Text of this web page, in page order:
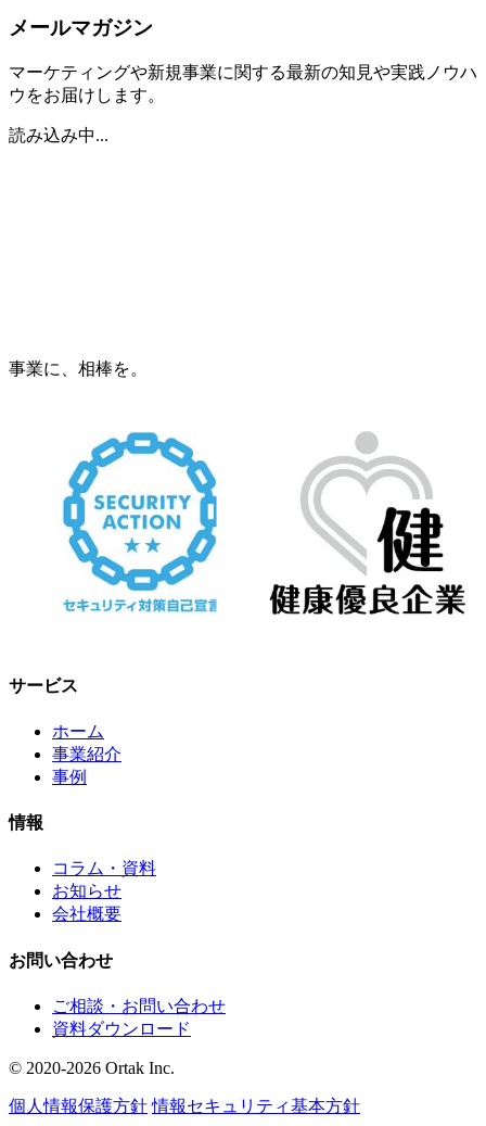
メールマガジン
マーケティングや新規事業に関する最新の知見や実践ノウハ
ウをお届けします。
読み込み中...
事業に、相棒を。
サービス
ホーム
事業紹介
事例
情報
コラム・資料
お知らせ
会社概要
お問い合わせ
ご相談・お問い合わせ
資料ダウンロード
© 2020-2026 Ortak Inc.
個人情報保護方針 情報セキュリティ基本方針